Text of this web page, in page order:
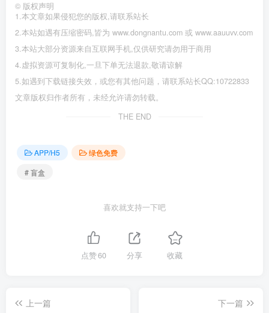
© 版权声明
1.本文章如果侵犯您的版权,请联系站长
2.本站如遇有压缩密码,皆为 www.dongnantu.com 或 www.aauuvv.com
3.本站大部分资源来自互联网手机,仅供研究请勿用于商用
4.虚拟资源可复制化,一旦下单无法退款,敬请谅解
5.如遇到下载链接失效，或您有其他问题，请联系站长QQ:10722833
文章版权归作者所有，未经允许请勿转载。
THE END
APP/H5
绿色免费
# 盲盒
喜欢就支持一下吧
点赞60 分享 收藏
上一篇
下一篇